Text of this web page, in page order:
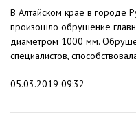
В Алтайском крае в городе
произошло обрушение
диаметром 1000 мм.
специалистов,
05.03.2019 09:32